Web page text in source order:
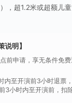
，超1.2米或超额儿
说明】
前申请，享无条件免
内至开演前3小时退票
3小时内至开演前，扣